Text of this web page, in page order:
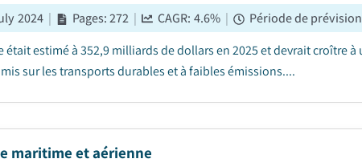
2024 | Pages:272 | CAGR: 4.6% | Période de prévision
estimé à 352,9 milliards de dollars en 2025 et devrait croître à
sur les transports durables et à faibles émissions....
maritime et aérienne